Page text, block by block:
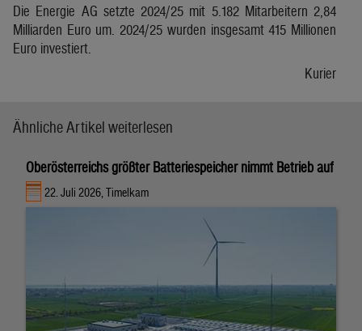
Die Energie AG setzte 2024/25 mit 5.182 Mitarbeitern 2,84
Milliarden Euro um. 2024/25 wurden insgesamt 415 Millionen
Euro investiert.
Kurier
Ähnliche Artikel weiterlesen
Oberösterreichs größter Batteriespeicher nimmt Betrieb auf
22. Juli 2026, Timelkam